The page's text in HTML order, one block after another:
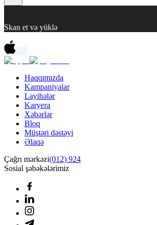
Skan et və yüklə
Haqqımızda
Kampaniyalar
Layihələr
Karyera
Xəbərlər
Bloq
Müştəri dəstəyi
Əlaqə
Çağrı mərkəzi(012) 924
Sosial şəbəkələrimiz